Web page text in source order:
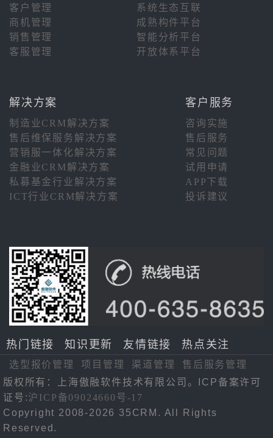
客户管理
系统生态互联
商机管理
成熟构件平台
销售管理
智能分析平台
客服管理
开放体系平台
解决方案 客户服务
制造业CRM解决方案
咨询实施
售后维保服务解决方案
售后服务
营销服一体化解决方案
常见问题
金融业CRM解决方案
试用申请
私募基金行业解决方案
APP下载
ICT行业CRM解决方案
投诉建议
热门链接 知识更新 友情链接 热点关注
选型报价管理 项目管理 渠道管理
售后服务管理
版权所有：上海傲融软件技术有限公司。ICP备案许可
证号:沪ICP备09024660号-17
Copyright 2008-2026 35CRM. All Rights
Reserved.